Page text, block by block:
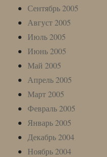
Сентябрь 2005
Август 2005
Июль 2005
Июнь 2005
Май 2005
Апрель 2005
Март 2005
Февраль 2005
Январь 2005
Декабрь 2004
Ноябрь 2004